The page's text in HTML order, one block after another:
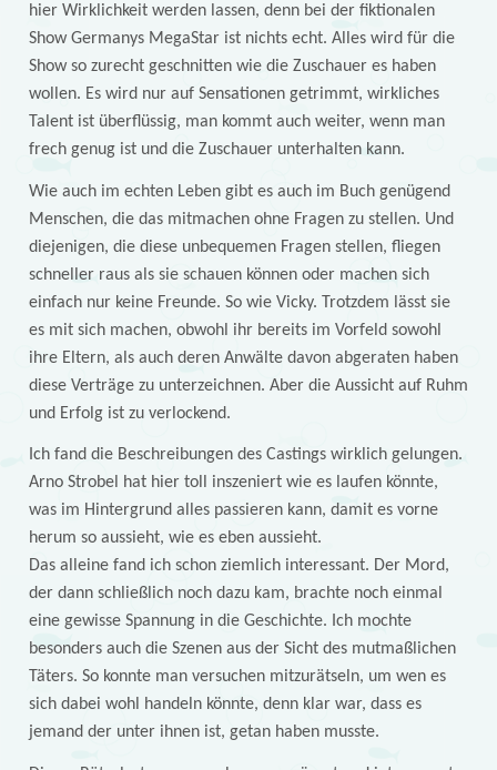
hier Wirklichkeit werden lassen, denn bei der fiktionalen
Show Germanys MegaStar ist nichts echt. Alles wird für die
Show so zurecht geschnitten wie die Zuschauer es haben
wollen. Es wird nur auf Sensationen getrimmt, wirkliches
Talent ist überflüssig, man kommt auch weiter, wenn man
frech genug ist und die Zuschauer unterhalten kann.
Wie auch im echten Leben gibt es auch im Buch genügend
Menschen, die das mitmachen ohne Fragen zu stellen. Und
diejenigen, die diese unbequemen Fragen stellen, fliegen
schneller raus als sie schauen können oder machen sich
einfach nur keine Freunde. So wie Vicky. Trotzdem lässt sie
es mit sich machen, obwohl ihr bereits im Vorfeld sowohl
ihre Eltern, als auch deren Anwälte davon abgeraten haben
diese Verträge zu unterzeichnen. Aber die Aussicht auf Ruhm
und Erfolg ist zu verlockend.
Ich fand die Beschreibungen des Castings wirklich gelungen.
Arno Strobel hat hier toll inszeniert wie es laufen könnte,
was im Hintergrund alles passieren kann, damit es vorne
herum so aussieht, wie es eben aussieht.
Das alleine fand ich schon ziemlich interessant. Der Mord,
der dann schließlich noch dazu kam, brachte noch einmal
eine gewisse Spannung in die Geschichte. Ich mochte
besonders auch die Szenen aus der Sicht des mutmaßlichen
Täters. So konnte man versuchen mitzurätseln, um wen es
sich dabei wohl handeln könnte, denn klar war, dass es
jemand der unter ihnen ist, getan haben musste.